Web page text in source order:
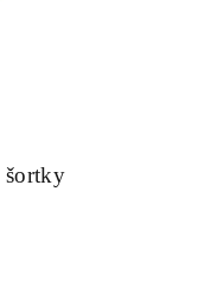
šortky